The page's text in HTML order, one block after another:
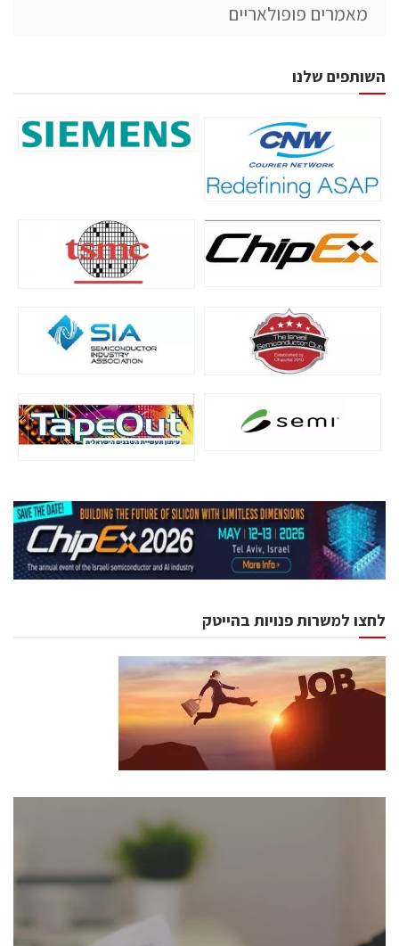
מאמרים פופולאריים
השותפים שלנו
לחצו למשרות פנויות בהייטק
כנסים ואירועים
לכל העוסקים בתעשיית הסמיקונדקטור כולל מהנדסים,